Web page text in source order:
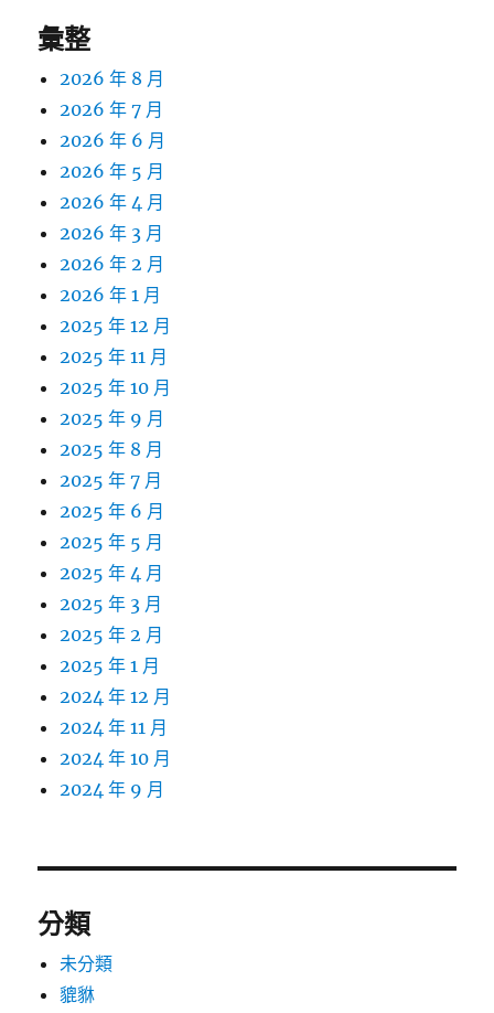
彙整
2026 年 8 月
2026 年 7 月
2026 年 6 月
2026 年 5 月
2026 年 4 月
2026 年 3 月
2026 年 2 月
2026 年 1 月
2025 年 12 月
2025 年 11 月
2025 年 10 月
2025 年 9 月
2025 年 8 月
2025 年 7 月
2025 年 6 月
2025 年 5 月
2025 年 4 月
2025 年 3 月
2025 年 2 月
2025 年 1 月
2024 年 12 月
2024 年 11 月
2024 年 10 月
2024 年 9 月
分類
未分類
貔貅